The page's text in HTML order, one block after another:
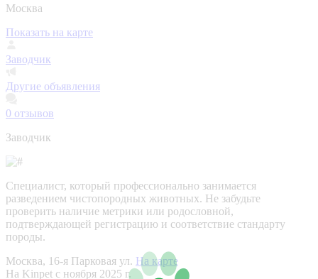
Москва
Показать на карте
Заводчик
Другие объявления
0 отзывов
Заводчик
Специалист, который профессионально занимается
разведением чистопородных животных. Не забудьте
проверить наличие метрики или родословной,
подтверждающей регистрацию и соответствие стандарту
породы.
Москва, 16-я Парковая ул. На карте
На Kinpet c ноября 2025 г.